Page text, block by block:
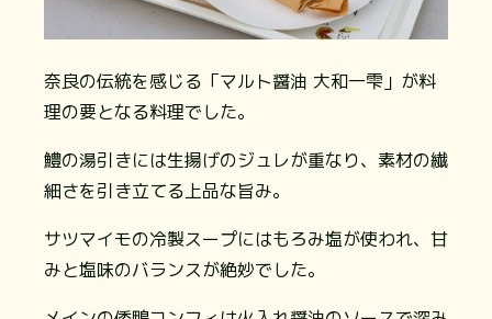
奈良の伝統を感じる「マルト醤油 大和一雫」が料
理の要となる料理でした。
鱧の湯引きには生揚げのジュレが重なり、素材の繊
細さを引き立てる上品な旨み。
サツマイモの冷製スープにはもろみ塩が使われ、甘
みと塩味のバランスが絶妙でした。